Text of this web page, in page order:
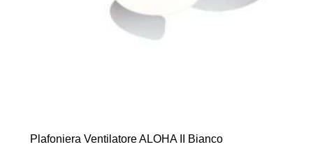
Plafoniera Ventilatore ALOHA II Bianco